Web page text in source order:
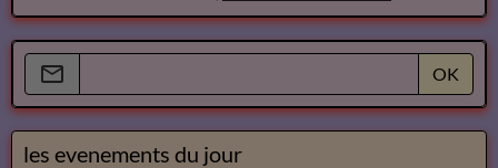
OK
les evenements du jour